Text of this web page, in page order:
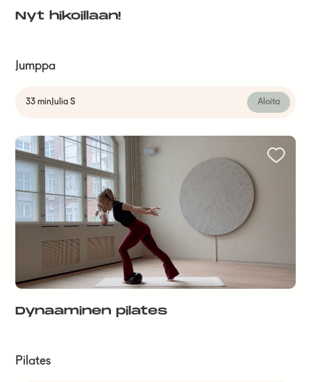
Nyt hikoillaan!
Jumppa
33 min Julia S Aloita
Dynaaminen pilates
Pilates